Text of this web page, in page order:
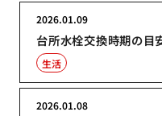
台所水栓交換時期の目
2026.01.09
生活
2026.01.08